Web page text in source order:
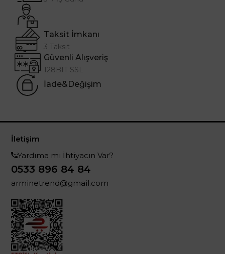
Taksit İmkanı
3 Taksit
Güvenli Alışveriş
128BIT SSL
İade&Değişim
İletişim
Yardıma mı İhtiyacın Var?
0533 896 84 84
arminetrend@gmail.com